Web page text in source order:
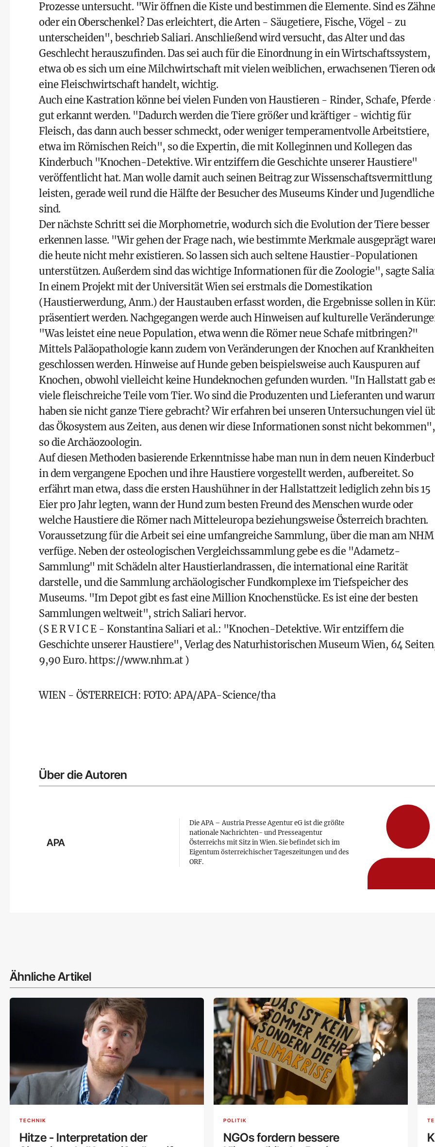
Prozesse untersucht. "Wir öffnen die Kiste und bestimmen die Elemente. Sind es
oder ein Oberschenkel? Das erleichtert, die Arten - Säugetiere, Fische, Vögel - zu
unterscheiden", beschrieb Saliari. Anschließend wird versucht, das Alter und das
Geschlecht herauszufinden. Das sei auch für die Einordnung in ein Wirtschaftssystem,
etwa ob es sich um eine Milchwirtschaft mit vielen weiblichen, erwachsenen Tieren
eine Fleischwirtschaft handelt, wichtig.
Auch eine Kastration könne bei vielen Funden von Haustieren - Rinder, Schafe, Pferde
gut erkannt werden. "Dadurch werden die Tiere größer und kräftiger - wichtig für
Fleisch, das dann auch besser schmeckt, oder weniger temperamentvolle Arbeitstiere,
etwa im Römischen Reich", so die Expertin, die mit Kolleginnen und Kollegen das
Kinderbuch "Knochen-Detektive. Wir entziffern die Geschichte unserer Haustiere"
veröffentlicht hat. Man wolle damit auch seinen Beitrag zur Wissenschaftsvermittlung
leisten, gerade weil rund die Hälfte der Besucher des Museums Kinder und Jugendliche
sind.
Der nächste Schritt sei die Morphometrie, wodurch sich die Evolution der Tiere besser
erkennen lasse. "Wir gehen der Frage nach, wie bestimmte Merkmale ausgeprägt
die heute nicht mehr existieren. So lassen sich auch seltene Haustier-Populationen
unterstützen. Außerdem sind das wichtige Informationen für die Zoologie", sagte
In einem Projekt mit der Universität Wien sei erstmals die Domestikation
(Haustierwerdung, Anm.) der Haustauben erfasst worden, die Ergebnisse sollen in
präsentiert werden. Nachgegangen werde auch Hinweisen auf kulturelle
"Was leistet eine neue Population, etwa wenn die Römer neue Schafe mitbringen?"
Mittels Paläopathologie kann zudem von Veränderungen der Knochen auf Krankheiten
geschlossen werden. Hinweise auf Hunde geben beispielsweise auch Kauspuren auf
Knochen, obwohl vielleicht keine Hundeknochen gefunden wurden. "In Hallstatt gab
viele fleischreiche Teile vom Tier. Wo sind die Produzenten und Lieferanten und
haben sie nicht ganze Tiere gebracht? Wir erfahren bei unseren Untersuchungen viel
das Ökosystem aus Zeiten, aus denen wir diese Informationen sonst nicht bekommen",
so die Archäozoologin.
Auf diesen Methoden basierende Erkenntnisse habe man nun in dem neuen
in dem vergangene Epochen und ihre Haustiere vorgestellt werden, aufbereitet. So
erfährt man etwa, dass die ersten Haushühner in der Hallstattzeit lediglich zehn bis 15
Eier pro Jahr legten, wann der Hund zum besten Freund des Menschen wurde oder
welche Haustiere die Römer nach Mitteleuropa beziehungsweise Österreich brachten.
Voraussetzung für die Arbeit sei eine umfangreiche Sammlung, über die man am NHM
verfüge. Neben der osteologischen Vergleichssammlung gebe es die "Adametz-
Sammlung" mit Schädeln alter Haustierlandrassen, die international eine Rarität
darstelle, und die Sammlung archäologischer Fundkomplexe im Tiefspeicher des
Museums. "Im Depot gibt es fast eine Million Knochenstücke. Es ist eine der besten
Sammlungen weltweit", strich Saliari hervor.
(S E R V I C E - Konstantina Saliari et al.: "Knochen-Detektive. Wir entziffern die
Geschichte unserer Haustiere", Verlag des Naturhistorischen Museum Wien, 64
9,90 Euro. https://www.nhm.at)
WIEN - ÖSTERREICH: FOTO: APA/APA-Science/tha
Über die Autoren
APA
Die APA – Austria Presse Agentur eG ist die größte
nationale Nachrichten- und Presseagentur
Österreichs mit Sitz in Wien. Sie befindet sich im
Eigentum österreichischer Tageszeitungen und des
ORF.
Ähnliche Artikel
TECHNIK
Hitze - Interpretation der
POLITIK
NGOs fordern bessere